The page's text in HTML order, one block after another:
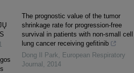
The prognostic value of the tumor
shrinkage rate for progression-free
survival in patients with non-small cell
lung cancer receiving gefitinib
Dong Il Park, European Respiratory
Journal , 2014